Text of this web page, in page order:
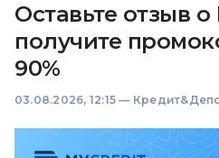
Оставьте отзыв
получите
90%
03.08.2026, 12:15 —